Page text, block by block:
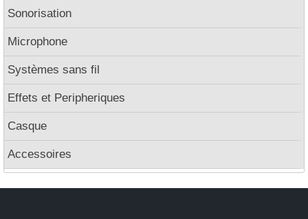
Sonorisation
Microphone
Systèmes sans fil
Effets et Peripheriques
Casque
Accessoires